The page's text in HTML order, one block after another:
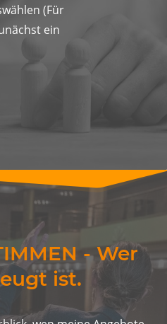
(Für
ein
- Wer
ist.